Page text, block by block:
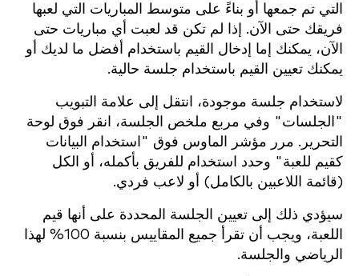
التي تم جمعها أو بناءً على متوسط المباريات التي لعبها
فريقك حتى الآن. إذا لم تكن قد لعبت أي مباريات حتى
الآن، يمكنك إما إدخال القيم باستخدام أفضل ما لديك أو
يمكنك تعيين القيم باستخدام جلسة حالية.
لاستخدام جلسة موجودة، انتقل إلى علامة التبويب
"الجلسات" وفي مربع ملخص الجلسة، انقر فوق لوحة
التحرير. مرر مؤشر الماوس فوق "استخدام البيانات
كقيم للعبة" وحدد استخدام للفريق بأكمله، أو الكل
(قائمة اللاعبين بالكامل) أو لاعب فردي.
سيؤدي ذلك إلى تعيين الجلسة المحددة على أنها قيم
اللعبة، ويجب أن تقرأ جميع المقاييس بنسبة 100% لهذا
الرياضي والجلسة.